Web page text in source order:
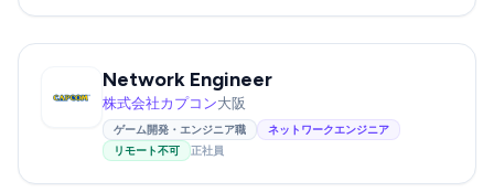
Network Engineer
株式会社カプコン大阪
ゲーム開発・エンジニア職
ネットワークエンジニア
リモート不可
正社員